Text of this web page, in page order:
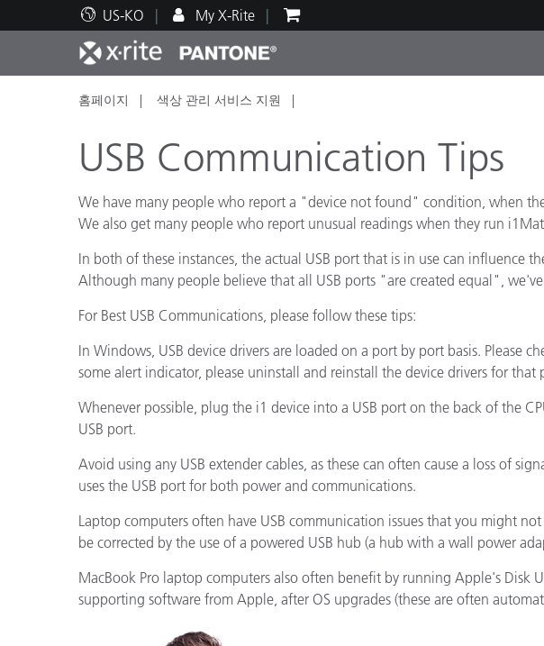
US-KO My X-Rite
주요 제품
인쇄 및 패키징
자동차
플라스틱
텍스타일
화장품 제조사
기술 지원
교육 리소스
홈페이지 색상 관리 서비스 지원
USB Communication Tips
We have many people who report a "device not found" condition, when
We also get many people who report unusual readings when they run
In both of these instances, the actual USB port that is in use can influence
Although many people believe that all USB ports "are created equal",
For Best USB Communications, please follow these tips:
In Windows, USB device drivers are loaded on a port by port basis. Please
some alert indicator, please uninstall and reinstall the device drivers for that
Whenever possible, plug the i1 device into a USB port on the back of the
USB port.
Avoid using any USB extender cables, as these can often cause a loss of
uses the USB port for both power and communications.
Laptop computers often have USB communication issues that you might
be corrected by the use of a powered USB hub (a hub with a wall power
MacBook Pro laptop computers also often benefit by running Apple's Disk
supporting software from Apple, after OS upgrades (these are often